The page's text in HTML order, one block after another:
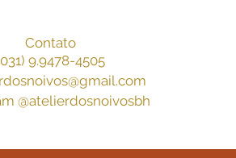
Contato
9.9478-4505
@atelierdosnoivosbh